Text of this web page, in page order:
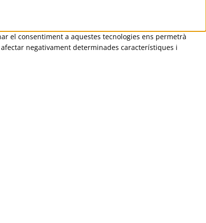
el consentiment a aquestes tecnologies ens permetrà
negativament determinades característiques i